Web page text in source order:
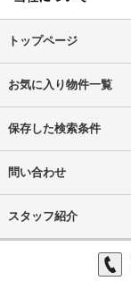
トップページ
お気に入り物件一覧
保存した検索条件
問い合わせ
スタッフ紹介